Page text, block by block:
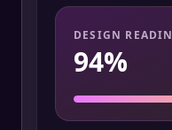
DESIGN
94%